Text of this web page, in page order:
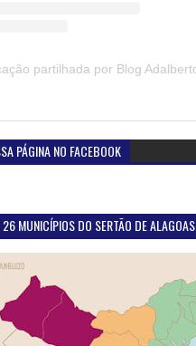
PÁGINA NO FACEBOOK
MUNICÍPIOS DO SERTÃO DE ALAGOAS